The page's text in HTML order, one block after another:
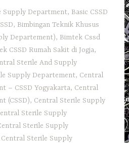
Supply Department, Basic CSSD
, Bimbingan Teknik Khusus
Departement), Bimtek Cssd
CSSD Rumah Sakit di Jogja,
Sterile And Supply
Supply Departement, Central
– CSSD Yogyakarta, Central
(CSSD), Central Sterile Supply
Sterile Supply
Sterile Supply
Central Sterile Supply